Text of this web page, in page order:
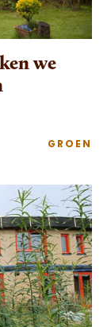
we
GROEN